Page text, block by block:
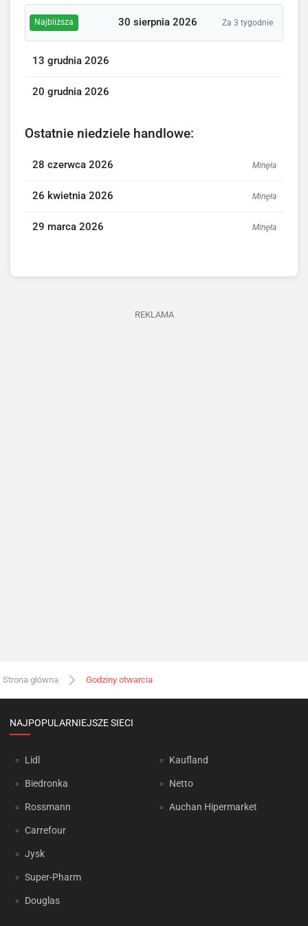
Najbliższa 30 sierpnia 2026 Za 3 tygodnie
13 grudnia 2026
20 grudnia 2026
Ostatnie niedziele handlowe:
28 czerwca 2026 Minęła
26 kwietnia 2026 Minęła
29 marca 2026 Minęła
REKLAMA
Strona główna Godziny otwarcia
NAJPOPULARNIEJSZE SIECI
Lidl
Biedronka
Rossmann
Carrefour
Jysk
Super-Pharm
Douglas
Kaufland
Netto
Auchan Hipermarket